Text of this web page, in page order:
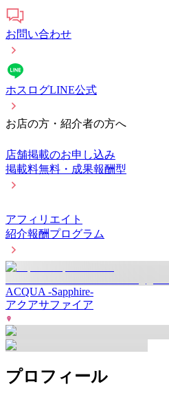
お問い合わせ
ホスログLINE公式
お店の方・紹介者の方へ
店舗掲載のお申し込み
掲載料無料・成果報酬型
アフィリエイト
紹介報酬プログラム
ACQUA -Sapphire-
アクアサファイア
プロフィール